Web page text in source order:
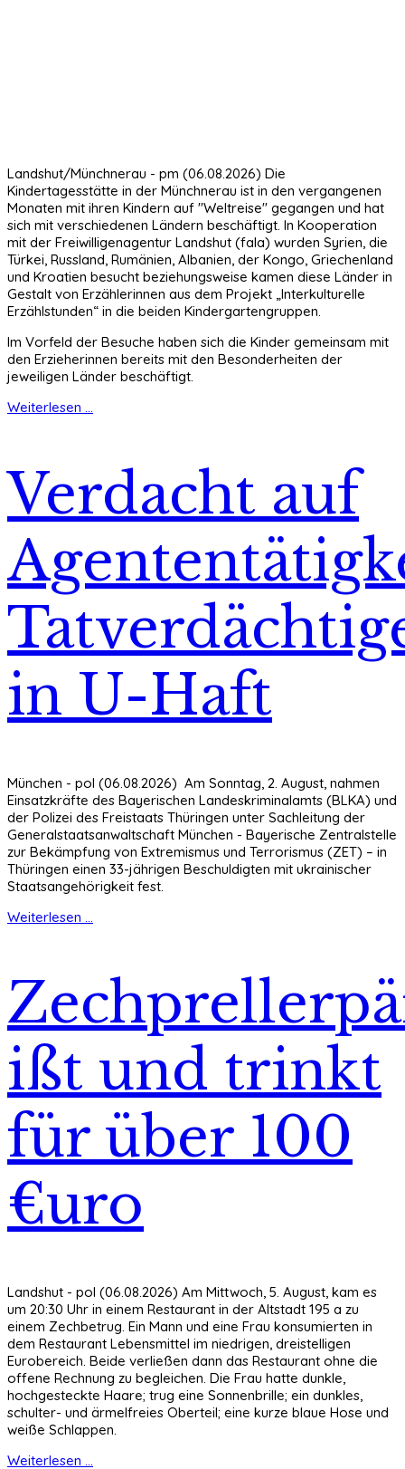
Landshut/Münchnerau - pm (06.08.2026) Die
Kindertagesstätte in der Münchnerau ist in den vergangenen
Monaten mit ihren Kindern auf "Weltreise" gegangen und hat
sich mit verschiedenen Ländern beschäftigt. In Kooperation
mit der Freiwilligenagentur Landshut (fala) wurden Syrien, die
Türkei, Russland, Rumänien, Albanien, der Kongo, Griechenland
und Kroatien besucht beziehungsweise kamen diese Länder in
Gestalt von Erzählerinnen aus dem Projekt „Interkulturelle
Erzählstunden“ in die beiden Kindergartengruppen.
Im Vorfeld der Besuche haben sich die Kinder gemeinsam mit
den Erzieherinnen bereits mit den Besonderheiten der
jeweiligen Länder beschäftigt.
Weiterlesen ...
Verdacht auf
in U-Haft
München - pol (06.08.2026) Am Sonntag, 2. August, nahmen
Einsatzkräfte des Bayerischen Landeskriminalamts (BLKA) und
der Polizei des Freistaats Thüringen unter Sachleitung der
Generalstaatsanwaltschaft München - Bayerische Zentralstelle
zur Bekämpfung von Extremismus und Terrorismus (ZET) – in
Thüringen einen 33-jährigen Beschuldigten mit ukrainischer
Staatsangehörigkeit fest.
Weiterlesen ...
ißt und trinkt
für über 100
€uro
Landshut - pol (06.08.2026) Am Mittwoch, 5. August, kam es
um 20:30 Uhr in einem Restaurant in der Altstadt 195 a zu
einem Zechbetrug. Ein Mann und eine Frau konsumierten in
dem Restaurant Lebensmittel im niedrigen, dreistelligen
Eurobereich. Beide verließen dann das Restaurant ohne die
offene Rechnung zu begleichen. Die Frau hatte dunkle,
hochgesteckte Haare; trug eine Sonnenbrille; ein dunkles,
schulter- und ärmelfreies Oberteil; eine kurze blaue Hose und
weiße Schlappen.
Weiterlesen ...